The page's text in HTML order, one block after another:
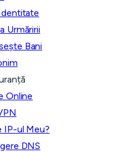
Urmăririi
Bani
Online
IP-ul Meu?
DNS